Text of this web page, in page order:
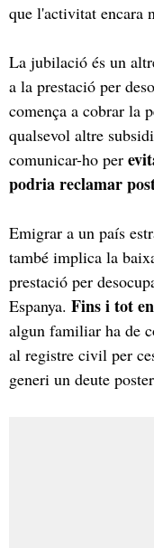
que l'activitat encara
La jubilació és un
a la prestació per
comença a cobrar la
qualsevol altre
comunicar-ho per
podria reclamar
Emigrar a un país
també implica la
prestació per
Espanya. Fins i tot
algun familiar ha de
al registre civil per
generi un deute